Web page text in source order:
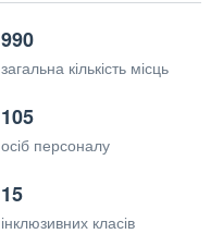
990
загальна кількість місць
105
осіб персоналу
15
інклюзивних класів